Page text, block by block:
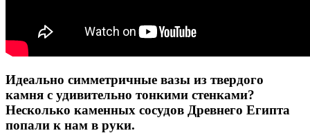
Идеально симметричные вазы из твердого
камня с удивительно тонкими стенками?
Несколько каменных сосудов Древнего Египта
попали к нам в руки.